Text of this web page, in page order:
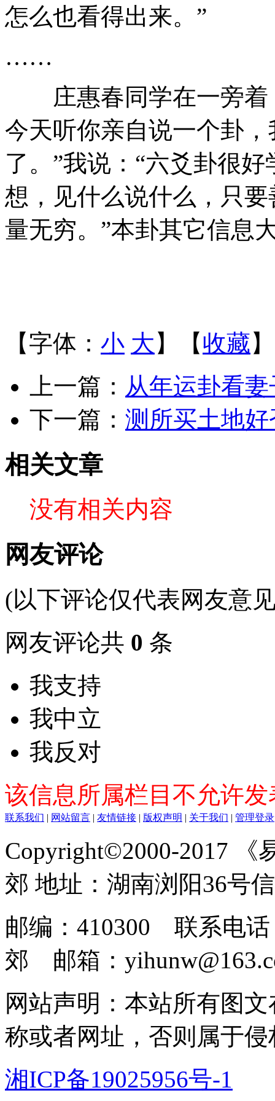
怎么也看得出来。”
……
庄惠春同学在一旁着
今天听你亲自说一个卦
了。”我说：“六爻卦很
想，见什么说什么，只
量无穷。”本卦其它信息
【字体： 小 大 】【收藏
上一篇： 从年运卦看
下一篇： 测所买土地好
相关文章
没有相关内容
网友评论
(以下评论仅代表网友意
网友评论共 0 条
我支持
我中立
我反对
该信息所属栏目不允许
联系我们 | 网站留言 | 友情链接 | 版权声明 | 关于我们 | 管理登录
Copyright©2000-2017 《
郊 地址：湖南浏阳36号
邮编：410300 联系电
郊 邮箱：
网站声明：本站所有图
称或者网址，否则属于
湘ICP备19025956号-1